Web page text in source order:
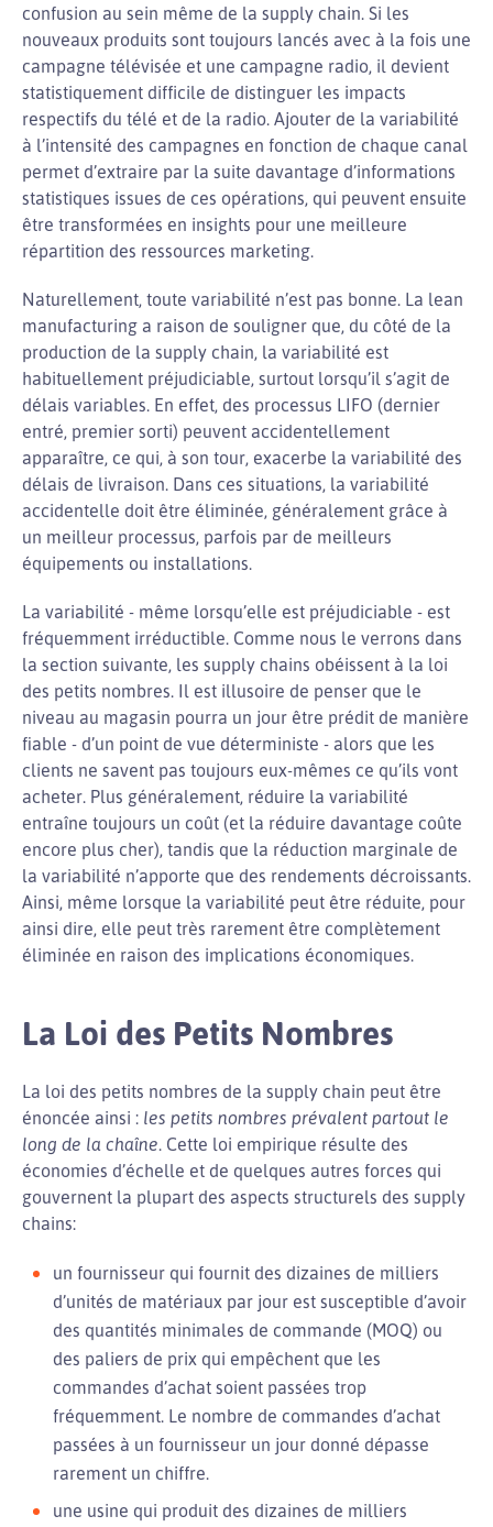
confusion au sein même de la supply chain. Si les
nouveaux produits sont toujours lancés avec à la fois une
campagne télévisée et une campagne radio, il devient
statistiquement difficile de distinguer les impacts
respectifs du télé et de la radio. Ajouter de la variabilité
à l’intensité des campagnes en fonction de chaque canal
permet d’extraire par la suite davantage d’informations
statistiques issues de ces opérations, qui peuvent ensuite
être transformées en insights pour une meilleure
répartition des ressources marketing.
Naturellement, toute variabilité n’est pas bonne. La lean
manufacturing a raison de souligner que, du côté de la
production de la supply chain, la variabilité est
habituellement préjudiciable, surtout lorsqu’il s’agit de
délais variables. En effet, des processus LIFO (dernier
entré, premier sorti) peuvent accidentellement
apparaître, ce qui, à son tour, exacerbe la variabilité des
délais de livraison. Dans ces situations, la variabilité
accidentelle doit être éliminée, généralement grâce à
un meilleur processus, parfois par de meilleurs
équipements ou installations.
La variabilité - même lorsqu’elle est préjudiciable - est
fréquemment irréductible. Comme nous le verrons dans
la section suivante, les supply chains obéissent à la loi
des petits nombres. Il est illusoire de penser que le
niveau au magasin pourra un jour être prédit de manière
fiable - d’un point de vue déterministe - alors que les
clients ne savent pas toujours eux-mêmes ce qu’ils vont
acheter. Plus généralement, réduire la variabilité
entraîne toujours un coût (et la réduire davantage coûte
encore plus cher), tandis que la réduction marginale de
la variabilité n’apporte que des rendements décroissants.
Ainsi, même lorsque la variabilité peut être réduite, pour
ainsi dire, elle peut très rarement être complètement
éliminée en raison des implications économiques.
La Loi des Petits Nombres
La loi des petits nombres de la supply chain peut être
énoncée ainsi : les petits nombres prévalent partout le
long de la chaîne. Cette loi empirique résulte des
économies d’échelle et de quelques autres forces qui
gouvernent la plupart des aspects structurels des supply
chains:
un fournisseur qui fournit des dizaines de milliers
d’unités de matériaux par jour est susceptible d’avoir
des quantités minimales de commande (MOQ) ou
des paliers de prix qui empêchent que les
commandes d’achat soient passées trop
fréquemment. Le nombre de commandes d’achat
passées à un fournisseur un jour donné dépasse
rarement un chiffre.
une usine qui produit des dizaines de milliers